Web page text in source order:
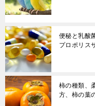
便秘と乳酸
プロポリス
柿の種類、
方、柿の葉